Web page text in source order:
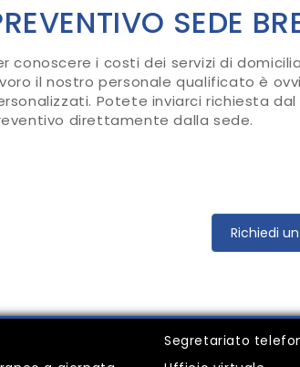
SEDE
conoscere i costi dei servizi di
il nostro personale qualificato è
Potete inviarci richiesta
direttamente dalla sede.
Richiedi
Segretariato